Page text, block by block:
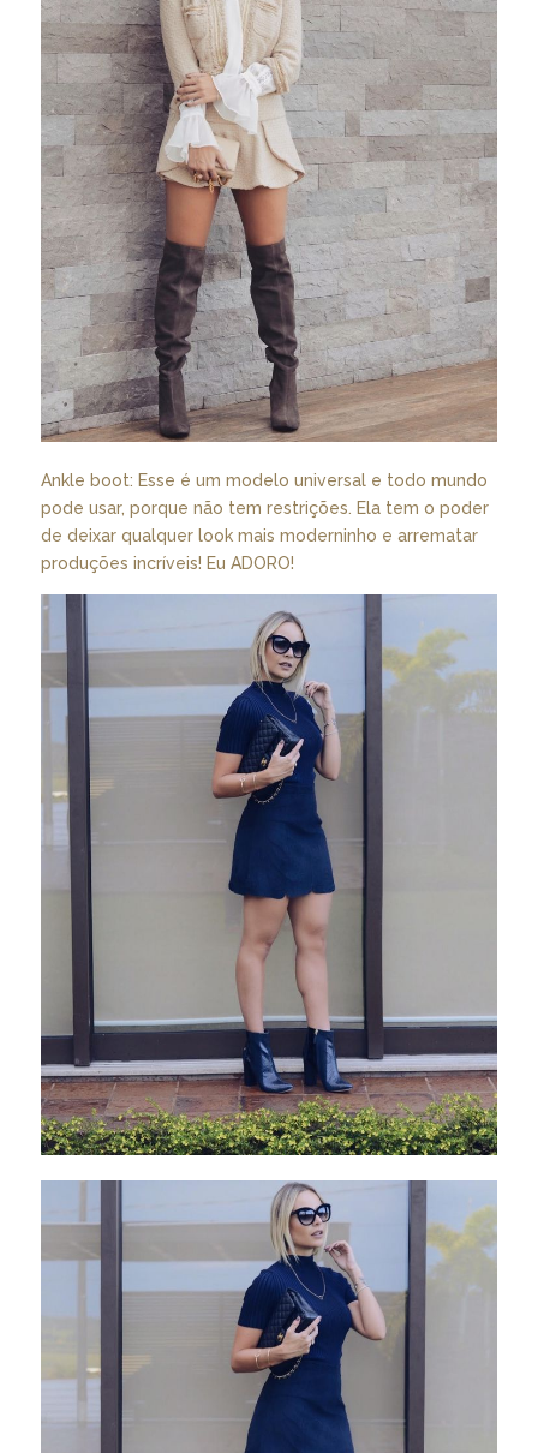
Ankle boot: Esse é um modelo universal e todo mundo
pode usar, porque não tem restrições. Ela tem o poder
de deixar qualquer look mais moderninho e arrematar
produções incríveis! Eu ADORO!